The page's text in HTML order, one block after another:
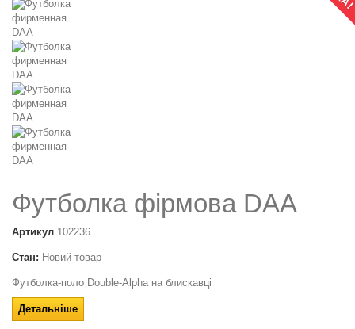
Футболка фірмова DAA
Артикул 102236
Стан: Новий товар
Футболка-поло Double-Alpha на блискавці
Детальніше